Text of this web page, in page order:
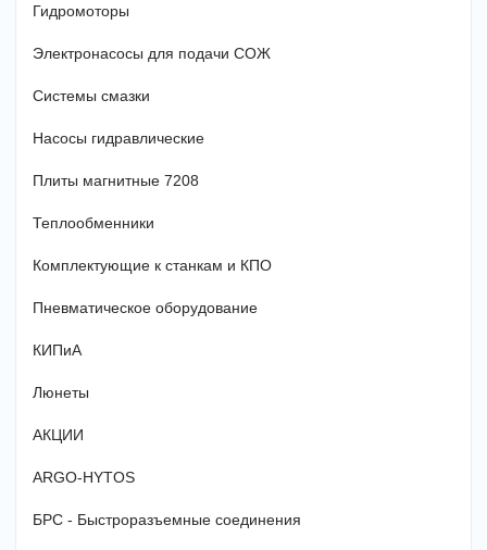
Гидромоторы
Электронасосы для подачи СОЖ
Системы смазки
Насосы гидравлические
Плиты магнитные 7208
Теплообменники
Комплектующие к станкам и КПО
Пневматическое оборудование
КИПиА
Люнеты
АКЦИИ
ARGO-HYTOS
БРС - Быстроразъемные соединения